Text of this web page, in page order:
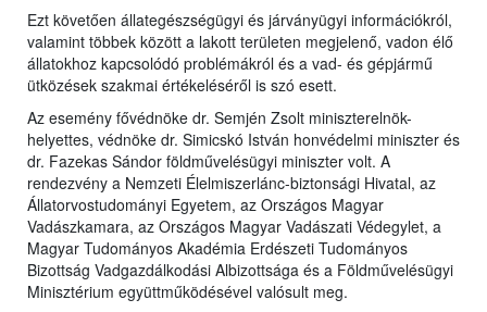
Ezt követően állategészségügyi és járványügyi információkról,
valamint többek között a lakott területen megjelenő, vadon élő
állatokhoz kapcsolódó problémákról és a vad- és gépjármű
ütközések szakmai értékeléséről is szó esett.
Az esemény fővédnöke dr. Semjén Zsolt miniszterelnök-
helyettes, védnöke dr. Simicskó István honvédelmi miniszter és
dr. Fazekas Sándor földművelésügyi miniszter volt. A
rendezvény a Nemzeti Élelmiszerlánc-biztonsági Hivatal, az
Állatorvostudományi Egyetem, az Országos Magyar
Vadászkamara, az Országos Magyar Vadászati Védegylet, a
Magyar Tudományos Akadémia Erdészeti Tudományos
Bizottság Vadgazdálkodási Albizottsága és a Földművelésügyi
Minisztérium együttműködésével valósult meg.